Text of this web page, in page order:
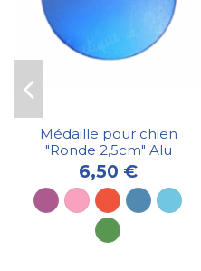
Médaille pour chien
"Ronde 2,5cm" Alu
6,50 €